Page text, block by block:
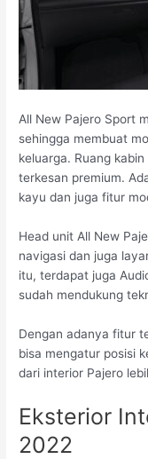
All New Pajero Sport
sehingga membuat
keluarga. Ruang
terkesan premium.
kayu dan juga fitur
Head unit All New
navigasi dan juga
itu, terdapat juga
sudah mendukung
Dengan adanya fitur
bisa mengatur posisi
dari interior Pajero
Eksterior
2022